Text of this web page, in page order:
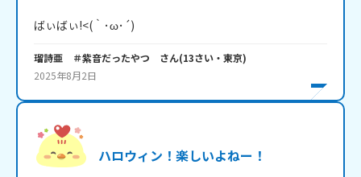
ばぃばぃ!<(｀･ω･´)
瑠詩亜 ＃紫音だったやつ さん(13さい・ 東京)
2025年8月2日
ハロウィン！楽しいよねー！